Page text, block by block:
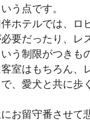
う点です。
ホテルでは、ロ
要だったり、レ
う制限がつきも
室はもちろん、
、愛犬と共に歩
お留守番させて